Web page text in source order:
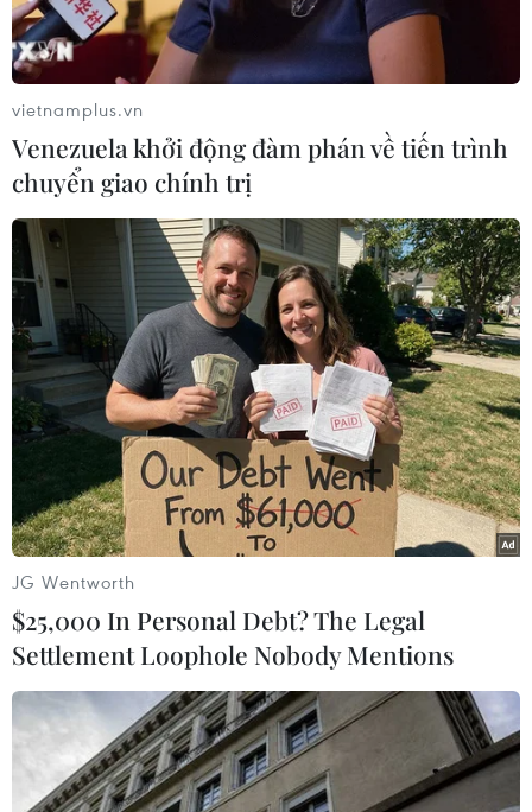
Các chính đảng Hàn Quốc thống nhất về
cơ quan tham vấn chính sách
12/12/2016 08:02
Các chính đảng ở Hàn Quốc ngày 12/12 đã không đạt
được thỏa thuận về việc thành lập cơ quan tham vấn
chính sách bao gồm chính phủ, đảng cầm quyền và các
đảng đối lập.
vietnamplus.vn
Venezuela khởi động đàm phán về tiến trình
chuyển giao chính trị
JG Wentworth
$25,000 In Personal Debt? The Legal
Settlement Loophole Nobody Mentions